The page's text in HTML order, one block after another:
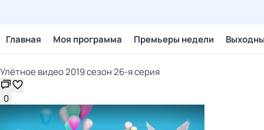
Главная Моя программа Премьеры недели
Улётное видео 2019 сезон 26-я серия
0